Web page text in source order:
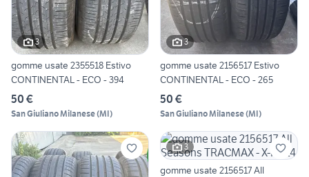
3
gomme usate 2355518 Estivo
CONTINENTAL - ECO - 394
50 €
San Giuliano Milanese(MI)
3
gomme usate 2156517 Estivo
CONTINENTAL - ECO - 265
50 €
San Giuliano Milanese(MI)
3
gomme usate 2156517 All